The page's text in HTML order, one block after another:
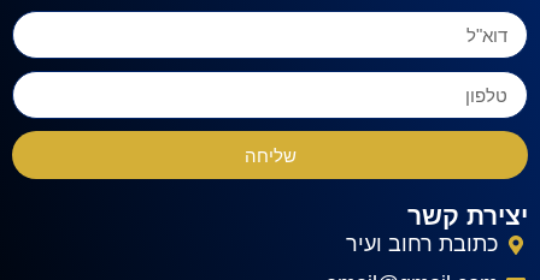
יצירת קשר
כתובת רחוב ועיר
שליחה